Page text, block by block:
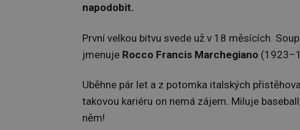
napodobit.
První velkou bitvu svede už v 18 měsících.
jmenuje Rocco Francis Marchegiano
Uběhne pár let a z potomka italských
takovou kariéru on nemá zájem. Miluje
něm!